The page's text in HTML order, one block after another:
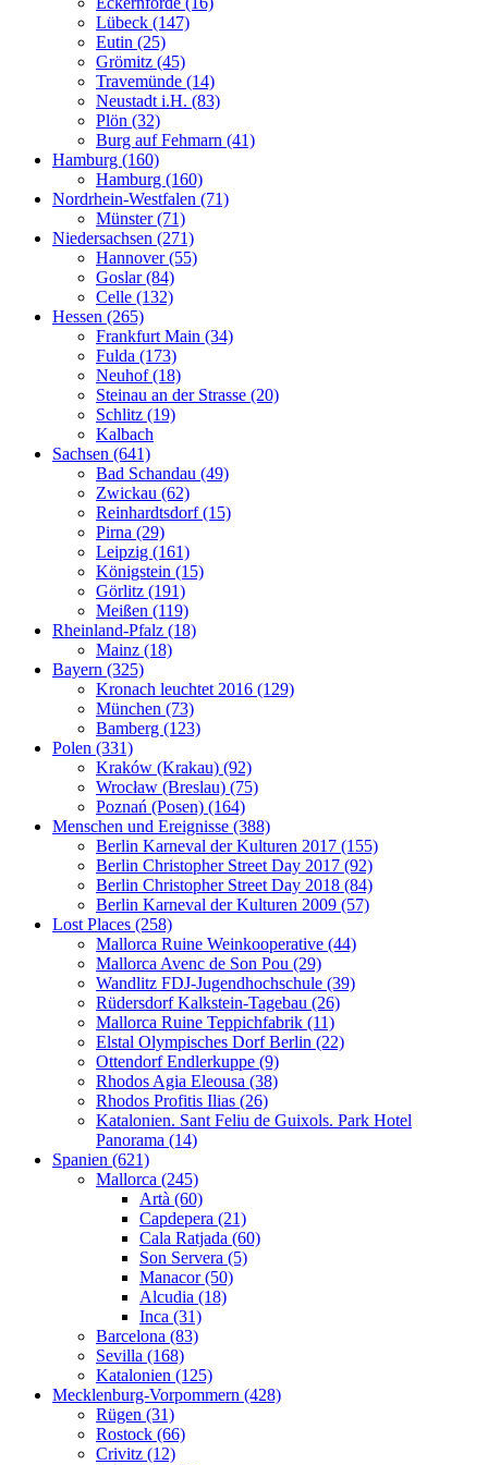
Lübeck (147)
Eutin (25)
Grömitz (45)
Travemünde (14)
Neustadt i.H. (83)
Plön (32)
Burg auf Fehmarn (41)
Hamburg (160)
Hamburg (160)
Nordrhein-Westfalen (71)
Münster (71)
Niedersachsen (271)
Hannover (55)
Goslar (84)
Celle (132)
Hessen (265)
Frankfurt Main (34)
Fulda (173)
Neuhof (18)
Steinau an der Strasse (20)
Schlitz (19)
Kalbach
Sachsen (641)
Bad Schandau (49)
Zwickau (62)
Reinhardtsdorf (15)
Pirna (29)
Leipzig (161)
Königstein (15)
Görlitz (191)
Meißen (119)
Rheinland-Pfalz (18)
Mainz (18)
Bayern (325)
Kronach leuchtet 2016 (129)
München (73)
Bamberg (123)
Polen (331)
Kraków (Krakau) (92)
Wrocław (Breslau) (75)
Poznań (Posen) (164)
Menschen und Ereignisse (388)
Berlin Karneval der Kulturen 2017 (155)
Berlin Christopher Street Day 2017 (92)
Berlin Christopher Street Day 2018 (84)
Berlin Karneval der Kulturen 2009 (57)
Lost Places (258)
Mallorca Ruine Weinkooperative (44)
Mallorca Avenc de Son Pou (29)
Wandlitz FDJ-Jugendhochschule (39)
Rüdersdorf Kalkstein-Tagebau (26)
Mallorca Ruine Teppichfabrik (11)
Elstal Olympisches Dorf Berlin (22)
Ottendorf Endlerkuppe (9)
Rhodos Agia Eleousa (38)
Rhodos Profitis Ilias (26)
Katalonien. Sant Feliu de Guixols. Park Hotel
Panorama (14)
Spanien (621)
Mallorca (245)
Artà (60)
Capdepera (21)
Cala Ratjada (60)
Son Servera (5)
Manacor (50)
Alcudia (18)
Inca (31)
Barcelona (83)
Sevilla (168)
Katalonien (125)
Mecklenburg-Vorpommern (428)
Rügen (31)
Rostock (66)
Crivitz (12)